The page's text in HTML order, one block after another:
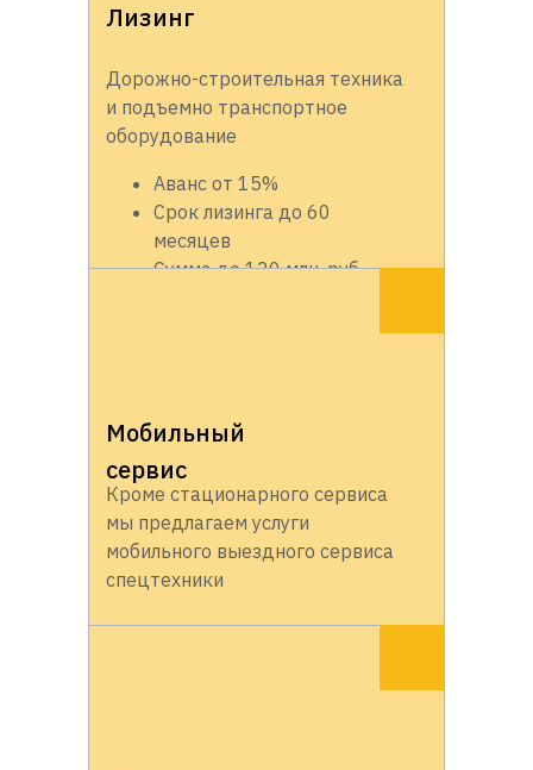
Лизинг
Дорожно-строительная техника
и подъемно транспортное
оборудование
Аванс от 15%
Срок лизинга до 60
месяцев
Сумма до 120 млн. руб.
Мобильный
сервис
Кроме стационарного сервиса
мы предлагаем услуги
мобильного выездного сервиса
спецтехники